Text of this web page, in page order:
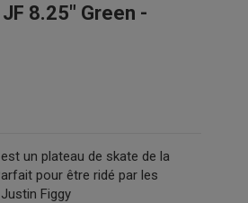
8.25" Green -
un plateau de skate de la
pour être ridé par les
Figgy